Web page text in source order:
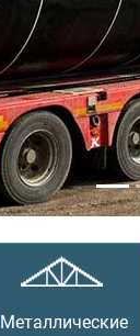
Металлические